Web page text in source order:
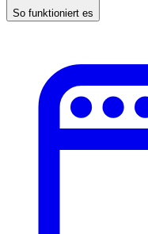
So funktioniert es